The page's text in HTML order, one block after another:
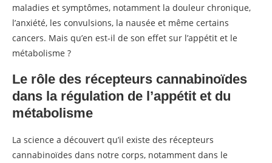
maladies et symptômes, notamment la douleur chronique,
l’anxiété, les convulsions, la nausée et même certains
cancers. Mais qu’en est-il de son effet sur l’appétit et le
métabolisme ?
Le rôle des récepteurs cannabinoïdes
dans la régulation de l’appétit et du
métabolisme
La science a découvert qu’il existe des récepteurs
cannabinoïdes dans notre corps, notamment dans le